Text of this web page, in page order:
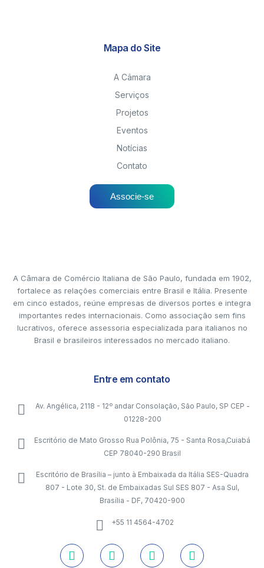
Mapa do Site
A Câmara
Serviços
Projetos
Eventos
Notícias
Contato
Associe-se
A Câmara de Comércio Italiana de São Paulo, fundada em 1902,
fortalece as relações comerciais entre Brasil e Itália. Presente
em cinco estados, reúne empresas de diversos portes e integra
importantes redes internacionais. Como associação sem fins
lucrativos, oferece assessoria especializada para italianos no
Brasil e brasileiros interessados no mercado italiano.
Entre em contato
Av. Angélica, 2118 - 12º andar Consolação, São Paulo, SP CEP -
01228-200
Escritório de Mato Grosso Rua Polônia, 75 - Santa Rosa,Cuiabá
CEP 78040-290 Brasil
Escritório de Brasília – junto à Embaixada da Itália SES-Quadra
807 - Lote 30, St. de Embaixadas Sul SES 807 - Asa Sul,
Brasília - DF, 70420-900
+55 11 4564-4702